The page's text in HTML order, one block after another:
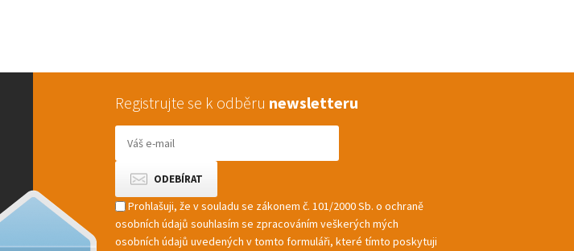
Registrujte se k odběru newsletteru
Prohlašuji, že v souladu se zákonem č. 101/2000 Sb. o ochraně
osobních údajů souhlasím se zpracováním veškerých mých
osobních údajů uvedených v tomto formuláři, které tímto poskytuji